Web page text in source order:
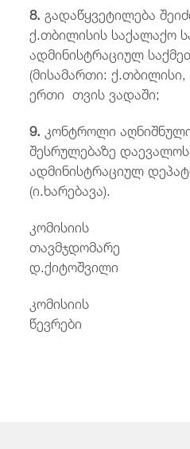
8.გადაწყვეტილება
ქ.თბილისის საქალაქო
ადმინისტრაციულ
(მისამართი:
ერთი თვის ვადაში;
9.კონტროლი
შესრულებაზე
ადმინისტრაციულ
(ი.ხარებავა).
კომისიის
დ.ქიტოშვილი
კომისიის
წევრები